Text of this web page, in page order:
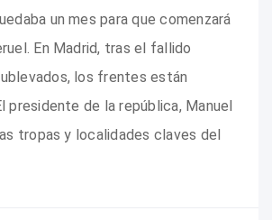
un mes para que comenzará
En Madrid, tras el fallido
los frentes están
presidente de la república, Manuel
tropas y localidades claves del